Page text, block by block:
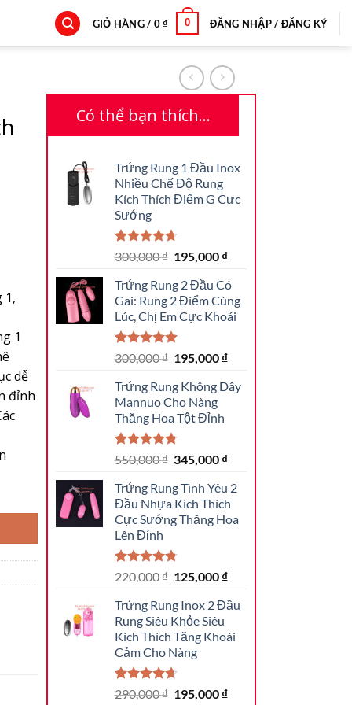
GIỎ HÀNG / 0₫ 0 ĐĂNG NHẬP / ĐĂNG KÝ
Có thể bạn thích…
Trứng Rung 1 Đầu Inox
Nhiều Chế Độ Rung
Kích Thích Điểm G Cực
Sướng
4.71trên 5
dựa trên
21
đánh giá
300,000₫ Giá
là:
300,000 ₫.
195,000 ₫Giá
tại
là:
195,000 ₫.
Trứng Rung 2 Đầu Có
Gai: Rung 2 Điểm Cùng
Lúc, Chị Em Cực Khoái
4.95trên 5
dựa trên
19
đánh giá
300,000₫ Giá
là:
300,000 ₫.
195,000 ₫Giá
tại
Trứng Rung Không Dây
Mannuo Cho Nàng
Thăng Hoa Tột Đỉnh
4.81trên 5
dựa trên
31
đánh giá
550,000₫ Giá
là:
550,000 ₫.
345,000 ₫Giá
tại
là:
345,000 ₫.
Trứng Rung Tình Yêu 2
Đầu Nhựa Kích Thích
Cực Sướng Thăng Hoa
Lên Đỉnh
4.79trên 5
dựa trên
14
đánh giá
220,000₫ Giá
là:
220,000 ₫.
125,000 ₫Giá
tại
125,000 ₫.
Trứng Rung Inox 2 Đầu
Rung Siêu Khỏe Siêu
Kích Thích Tăng Khoái
Cảm Cho Nàng
4.64trên
14
290,000₫ Giá
195,000 ₫Giá
1,
1
dễ
đỉnh
Lên Đỉnh số lượng